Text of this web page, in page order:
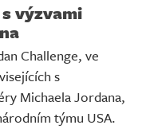
výzvami
Challenge, ve
s
Michaela Jordana,
týmu USA.